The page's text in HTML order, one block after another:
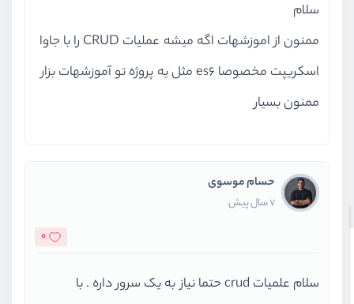
سلام
ممنون از اموزشهات اگه میشه عملیات CRUD را با جاوا
اسکریپت مخصوصا es6 مثل یه پروژه تو آموزشهات بزار
ممنون بسیار
حسام موسوی
7 سال پیش
0
سلام علمیات crud حتما نیاز به یک سرور داره . با